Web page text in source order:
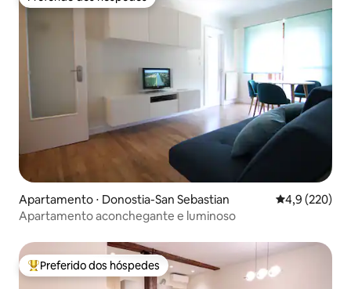
Preferido dos hóspedes
Apartamento ⋅ Donostia-San Sebastian 4,9 de uma
4,9 (220)
Apartamento aconchegante e luminoso
Entre os melhores preferidos dos hóspedes
Preferido dos hóspedes